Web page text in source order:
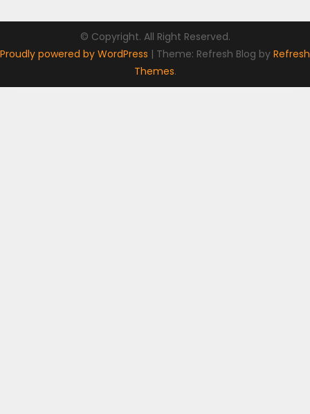
© Copyright. All Right Reserved.
Proudly powered by WordPress | Theme: Refresh Blog by Refresh
Themes.